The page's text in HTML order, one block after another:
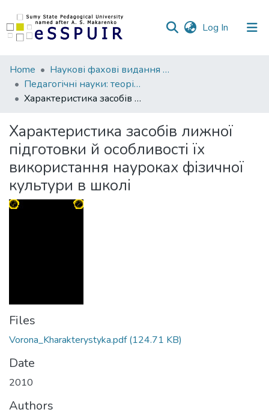
Log In (current)
Communities
&
Collections
Statistics
Home
Наукові фахові видання СумДПУ
Педагогічні науки: теорія, історія, інноваційні технології
Характеристика засобів лижної підготовки й особливості їx використання науроках фізичної культури в школі
Характеристика засобів лижної
підготовки й особливості їx
використання науроках фізичної
культури в школі
Files
Vorona_Kharakterystyka.pdf(124.71 KB)
Date
2010
Authors